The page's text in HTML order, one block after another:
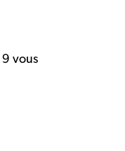
vous